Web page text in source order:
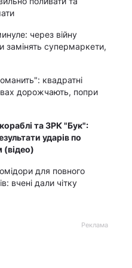
через війну
замінять супермаркети,
квадратні
дорожчають, попри
та ЗРК "Бук":
ударів по
(відео)
для повного
вчені дали чітку
Реклама